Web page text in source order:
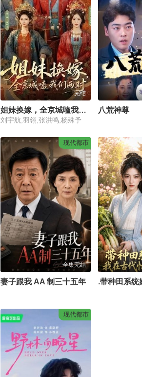
完结
姐妹换嫁，全京城嗑我们两对
刘宇航,羽翎,张洪鸣,杨殊予
八荒神尊
现代都市
全集完结
妻子跟我 AA 制三十五年
现代都市